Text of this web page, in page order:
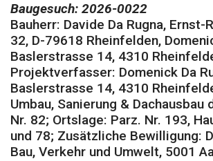
Baugesuch: 2026-0022
Bauherr: Davide Da Rugna,
32, D-79618 Rheinfelden,
Baslerstrasse 14, 4310
Projektverfasser: Domenick Da
Baslerstrasse 14, 4310
Umbau, Sanierung & Dachausbau
Nr. 82; Ortslage: Parz. Nr. 193,
und 78; Zusätzliche Bewilligung:
Bau, Verkehr und Umwelt, 5001